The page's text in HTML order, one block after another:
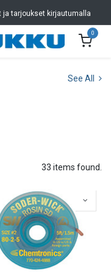
ja tarjoukset kirjautumalla
0
See All
33 items found.